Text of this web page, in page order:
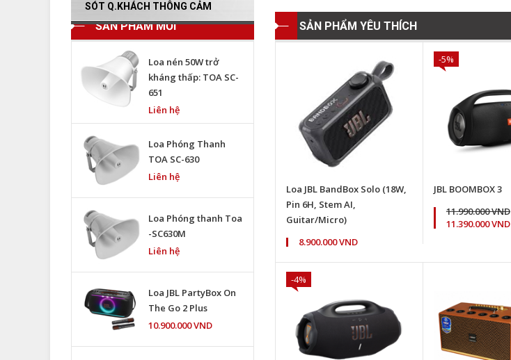
SÓT Q.KHÁCH THÔNG CẢM
SẢN PHẨM YÊU THÍCH
Loa JBL BandBox Solo (18W,
Pin 6H, Stem AI,
Guitar/Micro)
8.900.000 VND
-5%
JBL BOOMBOX 3
11.990.000 VND
11.390.000 VND
-4%
SẢN PHẨM MỚI
Loa nén 50W trở
kháng thấp: TOA SC-
651
Liên hệ
Loa Phóng Thanh
TOA SC-630
Liên hệ
Loa Phóng thanh Toa
-SC630M
Liên hệ
Loa JBL PartyBox On
The Go 2 Plus
10.900.000 VND